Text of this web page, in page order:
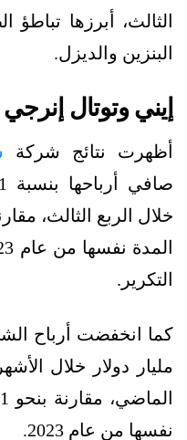
الثالث، أبرزها
البنزين والديزل.
إيني وتوتال إنرجي
أظهرت نتائج شركة
التكرير.
نفسها من عام 2023.